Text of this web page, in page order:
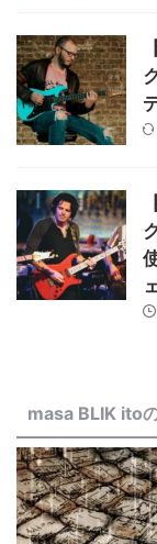
masa BLIK ito